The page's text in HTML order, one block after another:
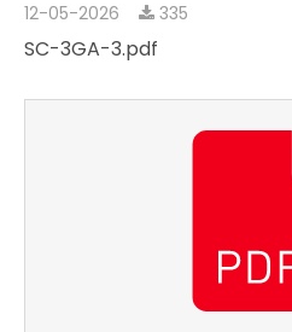
12-05-2026 335
SC-3GA-3.pdf